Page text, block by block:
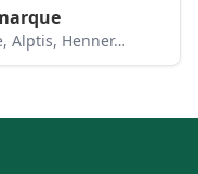
Alptis, Henner…